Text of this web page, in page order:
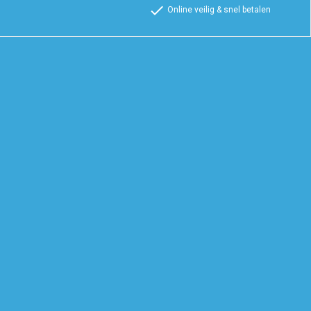
check Online veilig & snel betalen